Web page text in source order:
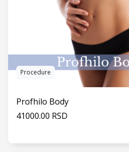
Procedure
Profhilo Body
41000.00 RSD